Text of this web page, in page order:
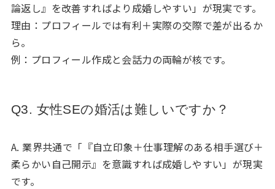
論返し』を改善すればより成婚しやすい」が現実です。
理由：プロフィールでは有利＋実際の交際で差が出るか
ら。
例：プロフィール作成と会話力の両輪が核です。
Q3. 女性SEの婚活は難しいですか？
A. 業界共通で「『自立印象＋仕事理解のある相手選び＋
柔らかい自己開示』を意識すれば成婚しやすい」が現実
です。